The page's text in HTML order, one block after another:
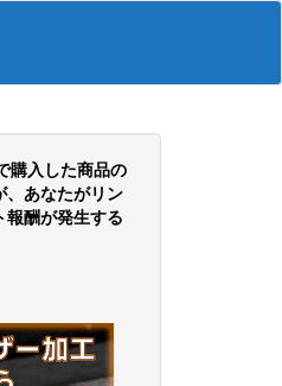
購入した商品の
、あなたがリン
報酬が発生する